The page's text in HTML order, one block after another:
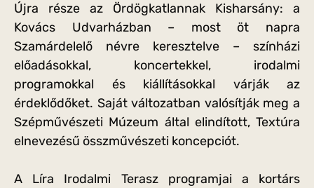
Újra része az Ördögkatlannak Kisharsány: a
Kovács Udvarházban – most öt napra
Szamárdelelő névre keresztelve – színházi
előadásokkal, koncertekkel, irodalmi
programokkal és kiállításokkal várják az
érdeklődőket. Saját változatban valósítják meg a
Szépművészeti Múzeum által elindított, Textúra
elnevezésű összművészeti koncepciót.
A Líra Irodalmi Terasz programjai a kortárs